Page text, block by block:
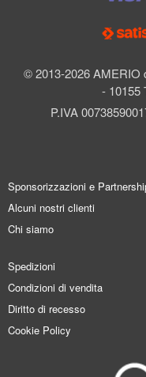
© 2013-2026 AMERIO
- 10155
P.IVA
Sponsorizzazioni e
Alcuni nostri clienti
Chi siamo
Spedizioni
Condizioni di vendita
Diritto di recesso
Cookie Policy